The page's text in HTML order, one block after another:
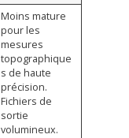
Moins mature
pour les
mesures
topographique
s de haute
précision.
Fichiers de
sortie
volumineux.